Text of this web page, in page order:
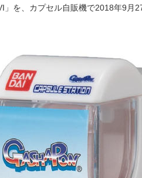
」を、カプセル自販機で2018年9月